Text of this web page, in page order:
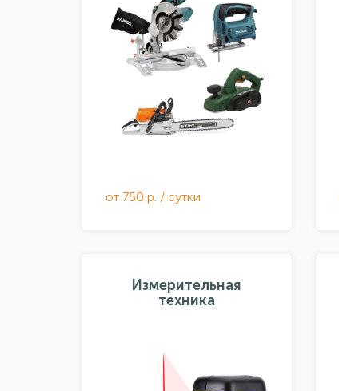
от 750 р. / сутки
Измерительная
техника